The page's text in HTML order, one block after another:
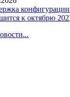
к октябрю